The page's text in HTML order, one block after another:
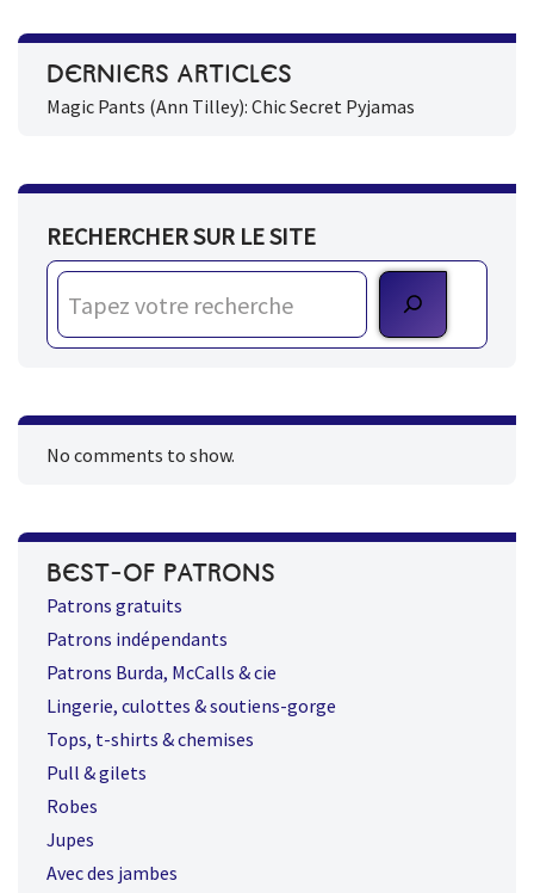
DERNIERS ARTICLES
Magic Pants (Ann Tilley): Chic Secret Pyjamas
RECHERCHER SUR LE SITE
No comments to show.
BEST-OF PATRONS
Patrons gratuits
Patrons indépendants
Patrons Burda, McCalls & cie
Lingerie, culottes & soutiens-gorge
Tops, t-shirts & chemises
Pull & gilets
Robes
Jupes
Avec des jambes